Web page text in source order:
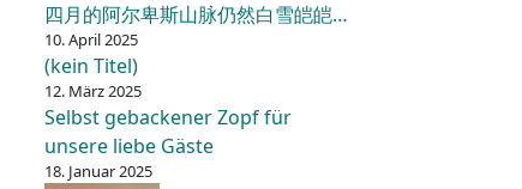
四月的阿尔卑斯山脉仍然白雪皑皑…
10. April 2025
(kein Titel)
12. März 2025
Selbst gebackener Zopf für
unsere liebe Gäste
18. Januar 2025